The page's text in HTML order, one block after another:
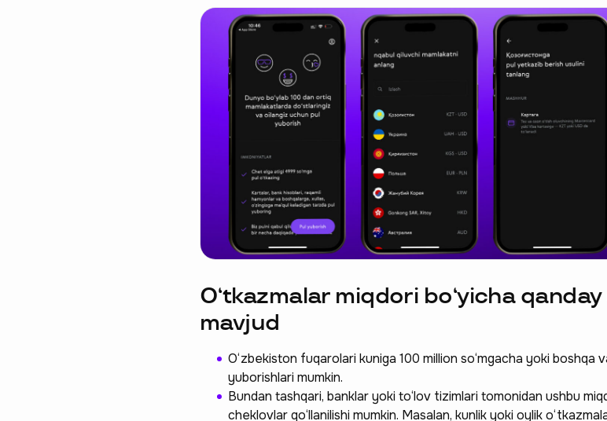
O‘tkazmalar miqdori bo‘yicha
mavjud
O‘zbekiston fuqarolari kuniga 100 million so‘mgacha yoki boshqa
yuborishlari mumkin.
Bundan tashqari, banklar yoki to‘lov tizimlari tomonidan ushbu
cheklovlar qo‘llanilishi mumkin. Masalan, kunlik yoki oylik
Ravnaqimizga hissa qo'shing —
so‘rovnomada qatnashing ❤️
boshlash